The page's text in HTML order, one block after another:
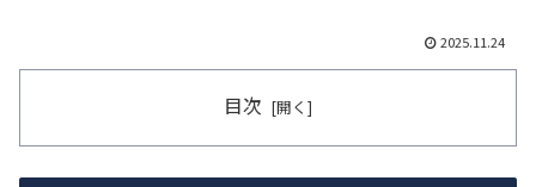
2025.11.24
目次